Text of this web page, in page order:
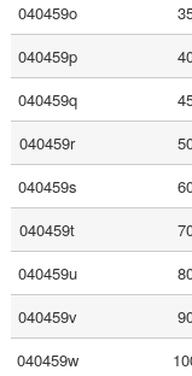
040459o
040459p
040459q
040459r
040459s
040459t
040459u
040459v
040459w